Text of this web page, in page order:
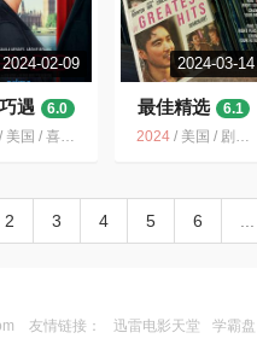
2024-02-09
遇
6.0
美国 / 喜剧 爱情
2024-03-14
最佳精选
6.1
2024/ 美国 / 剧情 喜剧 爱情 歌舞 奇幻
2 3 4 5 6
友情链接： 迅雷电影天堂 学霸盘